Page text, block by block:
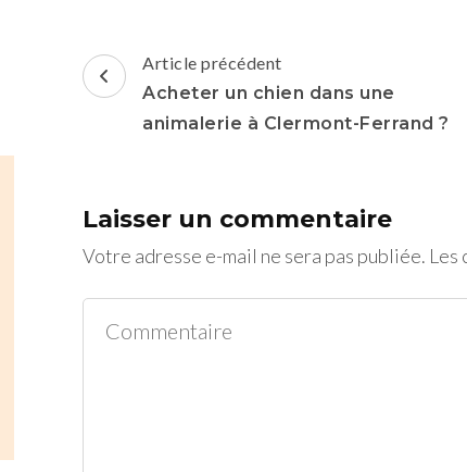
Navigation
d'article
Article précédent
Acheter un chien dans une
animalerie à Clermont-Ferrand ?
Laisser un commentaire
Votre adresse e-mail ne sera pas publiée. Les